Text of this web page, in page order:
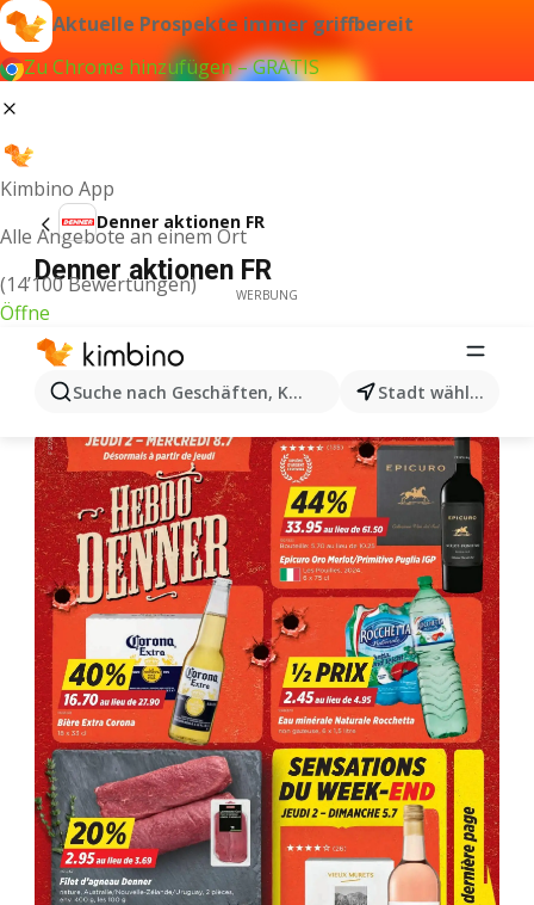
Aktuelle Prospekte immer griffbereit
Zu Chrome hinzufügen – GRATIS
Kimbino App
Alle Angebote an einem Ort
(14’100 Bewertungen)
Öffne
Suche nach Geschäften, Kategorien, Produkten...
Stadt wählen
Denner aktionen FR
Denner aktionen FR
WERBUNG